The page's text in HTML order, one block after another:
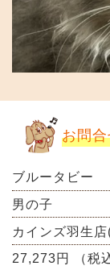
お問
ブルータビー
男の子
カインズ羽生
27,273円 （税